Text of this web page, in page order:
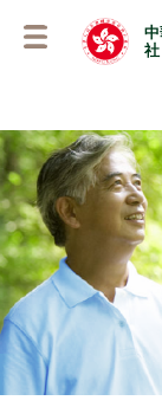
容